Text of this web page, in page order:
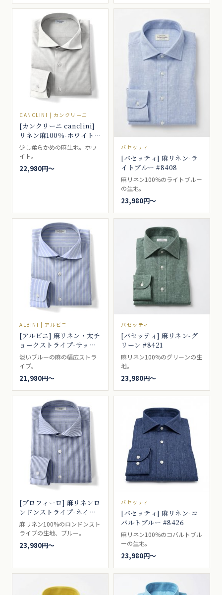
CANCLINI | カンクリーニ
[カンクリーニ canclini]
リネン麻100％-ホワイト
品番7776
少し柔らかめの麻生地。ホワ
イト。
22,980円〜
バセッティ
[バセッティ] 麻リネン-ラ
イトブルー #8408
麻リネン100%のライトブルー
の生地。
23,980円〜
ALBINI | アルビニ
[アルビニ] 麻リネン・太チ
ョークストライプ-サック
ス #7048
淡いブルーの麻の幅広ストラ
イプ。
21,980円〜
バセッティ
[バセッティ] 麻リネン-グ
リーン #8421
麻リネン100%のグリーンの生
地。
23,980円〜
[プロフィーロ] 麻リネンロ
ンドンストライプ-ネイビ
ー #8161
麻リネン100%のロンドンスト
ライプの生地、ブルー。
23,980円〜
バセッティ
[バセッティ] 麻リネン-コ
バルトブルー #8426
麻リネン100%のコバルトブル
ーの生地。
23,980円〜